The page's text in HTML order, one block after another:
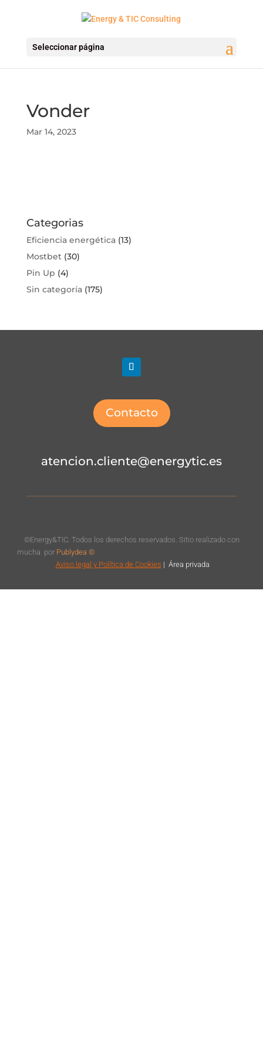
Seleccionar página
Vonder
Mar 14, 2023
Categorias
Eficiencia energética(13)
Mostbet(30)
Pin Up (4)
Sin categoría(175)
Contacto
atencion.cliente@energytic.es
©Energy&TIC. Todos los derechos reservados. Sitio realizado con
mucha por Publydea ©
Aviso legal y Política de Cookies | Área privada